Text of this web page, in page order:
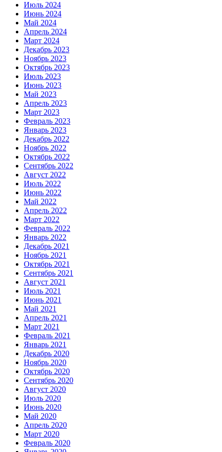
Июль 2024
Июнь 2024
Май 2024
Апрель 2024
Март 2024
Декабрь 2023
Ноябрь 2023
Октябрь 2023
Июль 2023
Июнь 2023
Май 2023
Апрель 2023
Март 2023
Февраль 2023
Январь 2023
Декабрь 2022
Ноябрь 2022
Октябрь 2022
Сентябрь 2022
Август 2022
Июль 2022
Июнь 2022
Май 2022
Апрель 2022
Март 2022
Февраль 2022
Январь 2022
Декабрь 2021
Ноябрь 2021
Октябрь 2021
Сентябрь 2021
Август 2021
Июль 2021
Июнь 2021
Май 2021
Апрель 2021
Март 2021
Февраль 2021
Январь 2021
Декабрь 2020
Ноябрь 2020
Октябрь 2020
Сентябрь 2020
Август 2020
Июль 2020
Июнь 2020
Май 2020
Апрель 2020
Март 2020
Февраль 2020